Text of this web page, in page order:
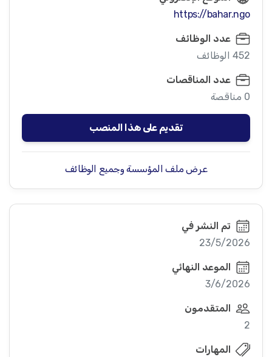
https://bahar.ngo
عدد الوظائف
452 الوظائف
عدد المناقصات
0 مناقصة
تقديم على هذا المنصب
عرض ملف المؤسسة وجميع الوظائف
تم النشر في
23/5/2026
الموعد النهائي
3/6/2026
المتقدمون
2
المهارات